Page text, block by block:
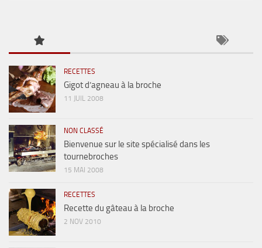
RECETTES
Gigot d’agneau à la broche
11 JUIL 2008
NON CLASSÉ
Bienvenue sur le site spécialisé dans les
tournebroches
15 MAI 2008
RECETTES
Recette du gâteau à la broche
2 NOV 2010